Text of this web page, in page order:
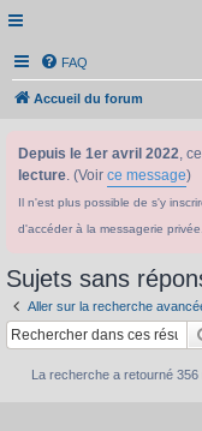
FAQ
Accueil du forum
Depuis le 1er avril 2022,
lecture. (Voir ce message)
Il n'est plus possible de s'y
d'accéder à la messagerie
Sujets sans
Aller sur la recherche
La recherche a retourné 356